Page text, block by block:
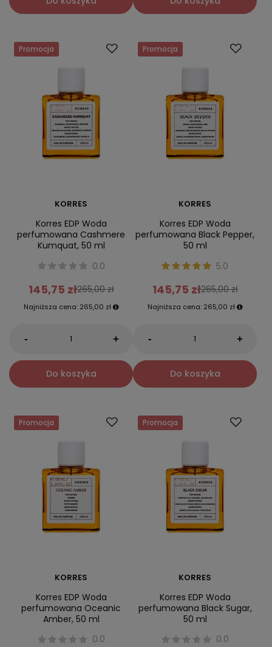
Promocja
KORRES
Korres EDP Woda
perfumowana Cashmere
Kumquat, 50 ml
0.0
145,75 zł265,00 zł
Najniższa cena: 265,00 zł
- +
Do koszyka
Promocja
KORRES
Korres EDP Woda
perfumowana Black Pepper,
50 ml
5.0
145,75 zł265,00 zł
Najniższa cena: 265,00 zł
- +
Do koszyka
Promocja
KORRES
Korres EDP Woda
perfumowana Oceanic
Amber, 50 ml
0.0
Promocja
KORRES
Korres EDP Woda
perfumowana Black Sugar,
50 ml
0.0